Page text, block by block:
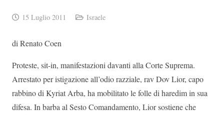
15 Luglio 2011 Israele
di Renato Coen
Proteste, sit-in, manifestazioni davanti alla Corte Suprema.
Arrestato per istigazione all’odio razziale, rav Dov Lior, capo
rabbino di Kyriat Arba, ha mobilitato le folle di haredim in sua
difesa. In barba al Sesto Comandamento, Lior sostiene che